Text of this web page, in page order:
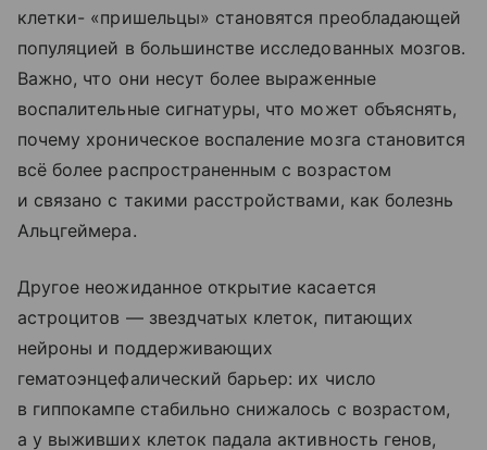
клетки- «пришельцы» становятся преобладающей
популяцией в большинстве исследованных мозгов.
Важно, что они несут более выраженные
воспалительные сигнатуры, что может объяснять,
почему хроническое воспаление мозга становится
всё более распространенным с возрастом
и связано с такими расстройствами, как болезнь
Альцгеймера.
Другое неожиданное открытие касается
астроцитов — звездчатых клеток, питающих
нейроны и поддерживающих
гематоэнцефалический барьер: их число
в гиппокампе стабильно снижалось с возрастом,
а у выживших клеток падала активность генов,